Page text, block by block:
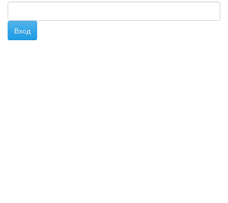
Вход